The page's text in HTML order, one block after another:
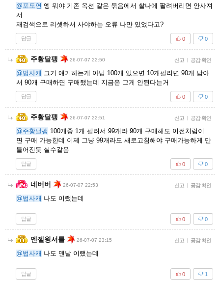
@포도연 엥 뭐야 기존 옥션 같은 묶음에서 찰나에 팔려버리면 안사져
서
재검색으로 리셋하서 사야하는 오류 나만 있었다고?
답글 0
0
주황달팽 26-07-07 22:50 신고 | 공감 확인
@법사캐 그거 얘기하는게 아님 100개 있으면 10개팔리면 90개 남아
서 90개 구매하면 구매됐는데 지금은 그게 안된다는거
답글 0
0
주황달팽 26-07-07 22:51 신고 | 공감 확인
@주황달팽 100개중 1개 팔려서 99개라 90개 구매해도 이전처럼이
면 구매 가능한데 이제 그냥 99개라도 새로고침해야 구매가능하게 만
들어진듯 실수같음
답글 0
0
네버버 26-07-07 22:53 신고 | 공감 확인
@법사캐 나도 이랬는데
답글 0
0
엔젤윙셔틀 26-07-07 23:15 신고 | 공감 확인
@법사캐 나도 맨날 이랬는데
답글 1
0